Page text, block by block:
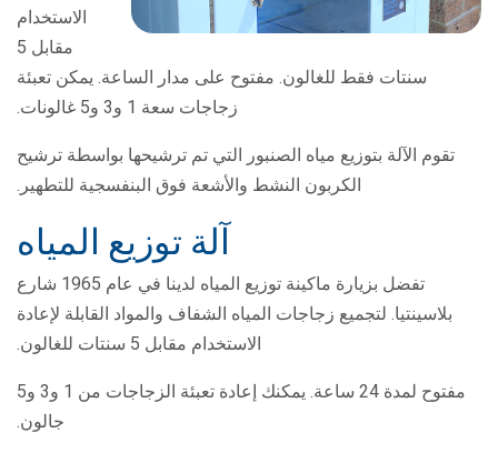
الاستخدام
مقابل 5
سنتات فقط للغالون. مفتوح على مدار الساعة. يمكن تعبئة
زجاجات سعة 1 و3 و5 غالونات.
تقوم الآلة بتوزيع مياه الصنبور التي تم ترشيحها بواسطة ترشيح
الكربون النشط والأشعة فوق البنفسجية للتطهير.
آلة توزيع المياه
تفضل بزيارة ماكينة توزيع المياه لدينا في عام 1965 شارع
بلاسينتيا. لتجميع زجاجات المياه الشفاف والمواد القابلة لإعادة
الاستخدام مقابل 5 سنتات للغالون.
مفتوح لمدة 24 ساعة. يمكنك إعادة تعبئة الزجاجات من 1 و3 و5
جالون.